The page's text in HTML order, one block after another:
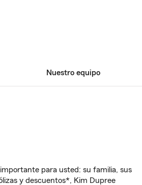
Nuestro equipo
para usted: su familia, sus
y descuentos*, Kim Dupree